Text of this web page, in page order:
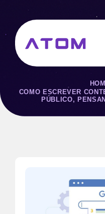
COMO ESCREVER
PÚBLICO,